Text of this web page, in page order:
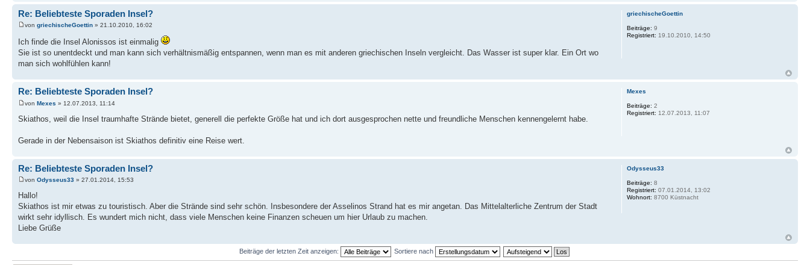
Re: Beliebteste Sporaden Insel?
von griechischeGoettin » 21.10.2010, 16:02
Ich finde die Insel Alonissos ist einmalig
Sie ist so unentdeckt und man kann sich verhältnismäßig entspannen, wenn man es mit anderen griechischen Inseln vergleicht. Das Wasser ist super klar. Ein Ort wo
man sich wohlfühlen kann!
griechischeGoettin
Beiträge: 9
Registriert: 19.10.2010, 14:50
Re: Beliebteste Sporaden Insel?
von Mexes » 12.07.2013, 11:14
Skiathos, weil die Insel traumhafte Strände bietet, generell die perfekte Größe hat und ich dort ausgesprochen nette und freundliche Menschen kennengelernt habe.
Gerade in der Nebensaison ist Skiathos definitiv eine Reise wert.
Mexes
Beiträge: 2
Registriert: 12.07.2013, 11:07
Re: Beliebteste Sporaden Insel?
von Odysseus33 » 27.01.2014, 15:53
Hallo!
Skiathos ist mir etwas zu touristisch. Aber die Strände sind sehr schön. Insbesondere der Asselinos Strand hat es mir angetan. Das Mittelalterliche Zentrum der Stadt
wirkt sehr idyllisch. Es wundert mich nicht, dass viele Menschen keine Finanzen scheuen um hier Urlaub zu machen.
Liebe Grüße
Odysseus33
Beiträge: 8
Registriert: 07.01.2014, 13:02
Wohnort: 8700 Küstnacht
Beiträge der letzten Zeit anzeigen: Sortiere nach